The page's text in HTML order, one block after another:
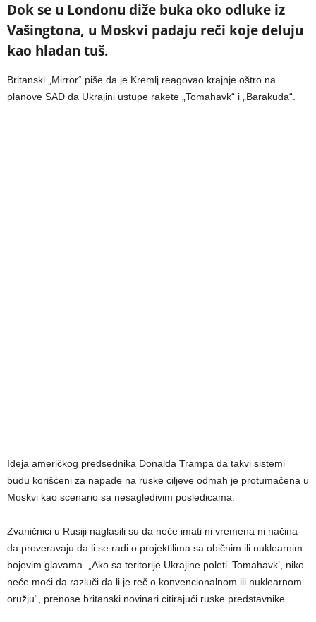
Dok se u Londonu diže buka oko odluke iz
Vašingtona, u Moskvi padaju reči koje deluju
kao hladan tuš.
Britanski „Mirror“ piše da je Kremlj reagovao krajnje oštro na
planove SAD da Ukrajini ustupe rakete „Tomahavk“ i „Barakuda“.
Ideja američkog predsednika Donalda Trampa da takvi sistemi
budu korišćeni za napade na ruske ciljeve odmah je protumačena u
Moskvi kao scenario sa nesagledivim posledicama.
Zvaničnici u Rusiji naglasili su da neće imati ni vremena ni načina
da proveravaju da li se radi o projektilima sa običnim ili nuklearnim
bojevim glavama. „Ako sa teritorije Ukrajine poleti ‘Tomahavk’, niko
neće moći da razluči da li je reč o konvencionalnom ili nuklearnom
oružju“, prenose britanski novinari citirajući ruske predstavnike.